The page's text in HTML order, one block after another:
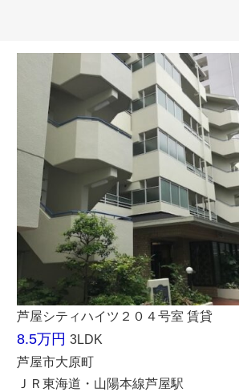
芦屋シティハイツ２０４号室 賃貸
8.5万円 3LDK
芦屋市大原町
ＪＲ東海道・山陽本線芦屋駅